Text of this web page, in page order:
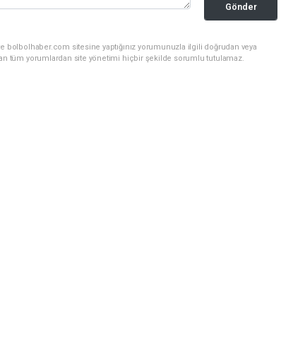
Gönder
bolbolhaber.com sitesine yaptığınız yorumunuzla ilgili doğrudan veya
tüm yorumlardan site yönetimi hiçbir şekilde sorumlu tutulamaz.